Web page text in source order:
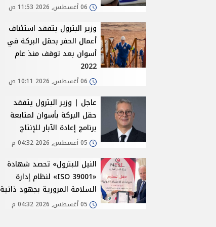
06 أغسطس, 2026 11:53 ص
وزير البترول يتفقد استئناف
أعمال الحفر بحقل البركة في
أسوان بعد توقف منذ عام
2022
06 أغسطس, 2026 10:11 ص
عاجل | وزير البترول يتفقد
حقل البركة بأسوان لمتابعة
برنامج إعادة الآبار للإنتاج
05 أغسطس, 2026 04:32 م
النيل للبترول» تحصد شهادة
«ISO 39001» لنظام إدارة
السلامة المرورية بجهود ذاتية
05 أغسطس, 2026 04:32 م